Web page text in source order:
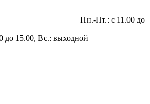
Пн.-Пт.: с 11.00 до
до 15.00, Вс.: выходной